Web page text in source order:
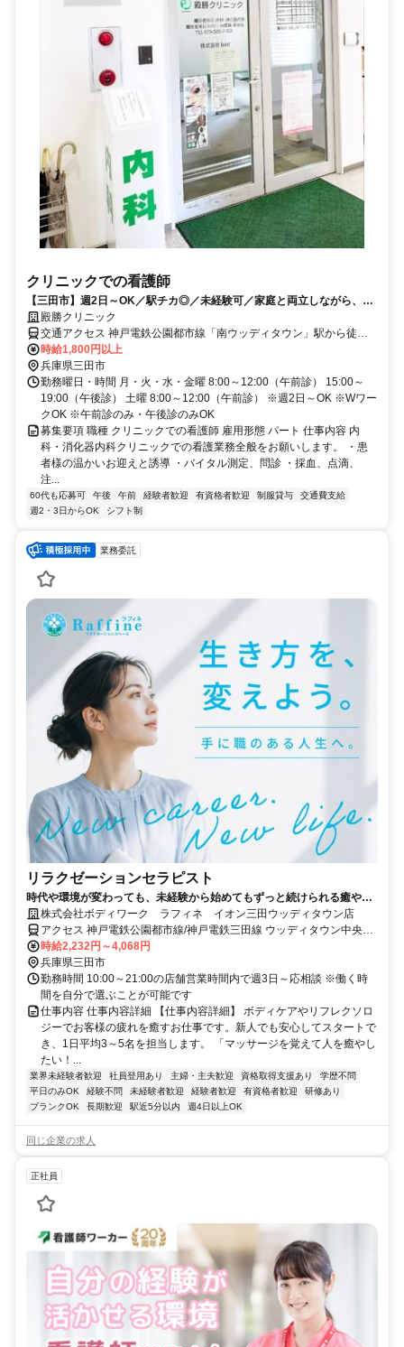
クリニックでの看護師
【三田市】週2日～OK／駅チカ◎／未経験可／家庭と両立しながら、資
格を活かして地域に貢献しませんか？
殿勝クリニック
交通アクセス 神戸電鉄公園都市線「南ウッディタウン」駅から徒歩1
分 ※車通勤OK
時給1,800円以上
兵庫県三田市
勤務曜日・時間 月・火・水・金曜 8:00～12:00（午前診） 15:00～
19:00（午後診） 土曜 8:00～12:00（午前診） ※週2日～OK ※Wワー
クOK ※午前診のみ・午後診のみOK
募集要項 職種 クリニックでの看護師 雇用形態 パート 仕事内容 内
科・消化器内科クリニックでの看護業務全般をお願いします。 ・患
者様の温かいお迎えと誘導 ・バイタル測定、問診 ・採血、点滴、
注...
60代も応募可 午後 午前 経験者歓迎 有資格者歓迎 制服貸与
交通費支給
週2・3日からOK
シフト制
業務委託
リラクゼーションセラピスト
時代や環境が変わっても、未経験から始めてもずっと続けられる癒やし
の仕事。手に職を身につけて、生き方を変えよう。
株式会社ボディワーク ラフィネ イオン三田ウッディタウン店
アクセス 神戸電鉄公園都市線/神戸電鉄三田線 ウッディタウン中央徒
歩約6分、神戸電鉄公園都市線 南ウッディタウン西口徒歩約11分、Ｊ
Ｒ福知山線〔宝塚線〕 新三田徒歩約31分 最寄駅：ウッディタウン中
央駅
時給2,232円～4,068円
兵庫県三田市
勤務時間 10:00～21:00の店舗営業時間内で週3日～応相談 ※働く時
間を自分で選ぶことが可能です
仕事内容 仕事内容詳細 【仕事内容詳細】 ボディケアやリフレクソロ
ジーでお客様の疲れを癒すお仕事です。新人でも安心してスタートで
き、1日平均3～5名を担当します。 「マッサージを覚えて人を癒やし
たい！...
業界未経験者歓迎 社員登用あり 主婦・主夫歓迎 資格取得支援あり
学歴不問
平日のみOK
経験不問 未経験者歓迎 経験者歓迎 有資格者歓迎
研修あり
ブランクOK
長期歓迎 駅近5分以内 週4日以上OK
同じ企業の求人
正社員